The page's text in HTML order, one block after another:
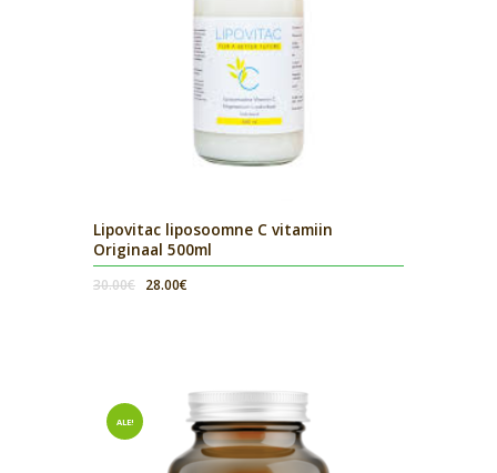
Lipovitac liposoomne C vitamiin
Originaal 500ml
30.00€ Algne
28.00€Current
ALE!